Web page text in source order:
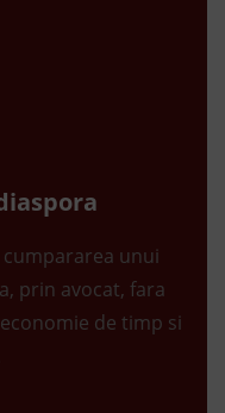
unui
prin avocat, fara
de timp si